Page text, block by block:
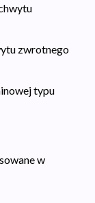
zwrotnego
typu
w